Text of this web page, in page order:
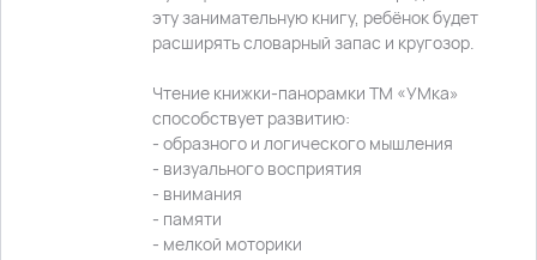
эту занимательную книгу, ребёнок будет
расширять словарный запас и кругозор.
Чтение книжки-панорамки ТМ «УМка»
способствует развитию:
- образного и логического мышления
- визуального восприятия
- внимания
- памяти
- мелкой моторики